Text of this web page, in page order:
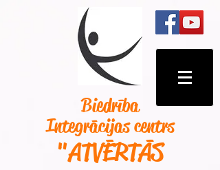
Biedrība
Integrācijas centrs
"ATVĒRTĀS